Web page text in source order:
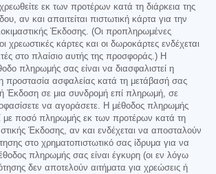
εκ των προτέρων κατά τη διάρκεια της
αν και απαιτείται πιστωτική κάρτα για την
Έκδοσης. (Οι προπληρωμένες
χρεωστικές κάρτες και οι δωροκάρτες ενδέχεται
στο πλαίσιο αυτής της προσφοράς.) Η
πληρωμής σας είναι να διασφαλιστεί η
προστασία ασφαλείας κατά τη μετάβασή σας
Έκδοση σε μια συνδρομή επί πληρωμή, σε
να αγοράσετε. Η μέθοδος πληρωμής
με ποσό πληρωμής εκ των προτέρων κατά τη
Έκδοσης, αν και ενδέχεται να αποσταλούν
στο χρηματοπιστωτικό σας ίδρυμα για να
πληρωμής σας είναι έγκυρη (οι εν λόγω
δεν αποτελούν αιτήματα για χρεώσεις ή